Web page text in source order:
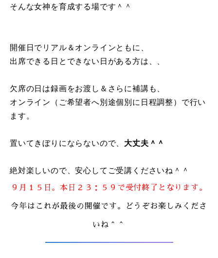
そんな女神を育成する場です＾＾
開催日でリアル＆オンラインともに、
出席できる日とできない日がある方は、、
欠席の日は録画をお渡し＆ さらに補講も、
オンライン（ご希望者へ別途個別に日程調整）で行い
ます。
置いてきぼりにならないので、 大丈夫＾＾
絶対楽しいので、安心してご受講くださいね＾＾
９月１５日。本日２３：５９で受付終了となります。
今年はこれが最後の開催です。どうぞお楽しみくださ
いね＾＾